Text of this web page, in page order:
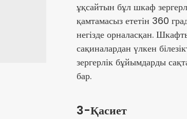
ұқсайтын бұл шкаф
қамтамасыз ететін 360
негізде орналасқан.
сақиналардан үлкен
зергерлік бұйымдарды
бар.
3-Қасиет